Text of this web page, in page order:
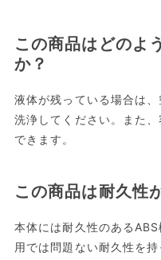
この商品はどのよ
か？
液体が残っている場合は
洗浄してください。また
できます。
この商品は耐久性
本体には耐久性のある
用では問題ない耐久性を